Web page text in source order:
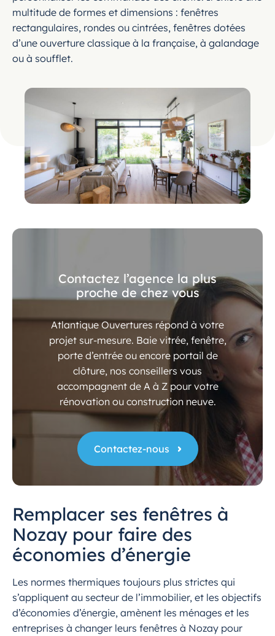
multitude de formes et dimensions : fenêtres
rectangulaires, rondes ou cintrées, fenêtres dotées
d’une ouverture classique à la française, à galandage
ou à soufflet.
Contactez l’agence la plus
proche de chez vous
Atlantique Ouvertures répond à votre
projet sur-mesure. Baie vitrée, fenêtre,
porte d’entrée ou encore portail de
clôture, nos conseillers vous
accompagnent de A à Z pour votre
rénovation ou construction neuve.
Contactez-nous
Remplacer ses fenêtres à
Nozay pour faire des
économies d’énergie
Les normes thermiques toujours plus strictes qui
s’appliquent au secteur de l’immobilier, et les objectifs
d’économies d’énergie, amènent les ménages et les
entreprises à changer leurs fenêtres à Nozay pour